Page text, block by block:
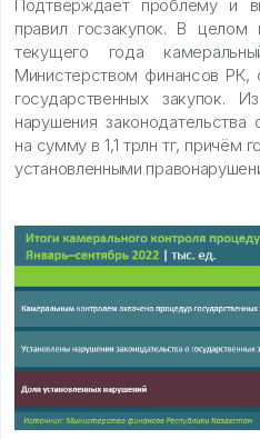
Подтверждает проблему и
правил госзакупок. В целом
текущего года
Министерством финансов РК,
государственных закупок.
нарушения законодательства
на сумму в 1,1 трлн тг,
установленными